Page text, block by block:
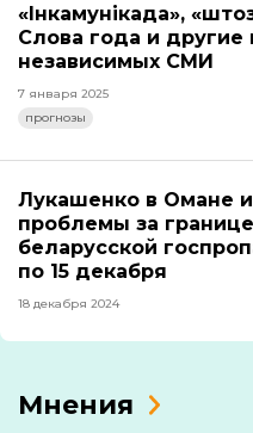
«Інкамунікада»,
Слова года и другие
независимых СМИ
7 января 2025
прогнозы
Лукашенко в Омане
проблемы за
беларусской
по 15 декабря
18 декабря 2024
Мнения